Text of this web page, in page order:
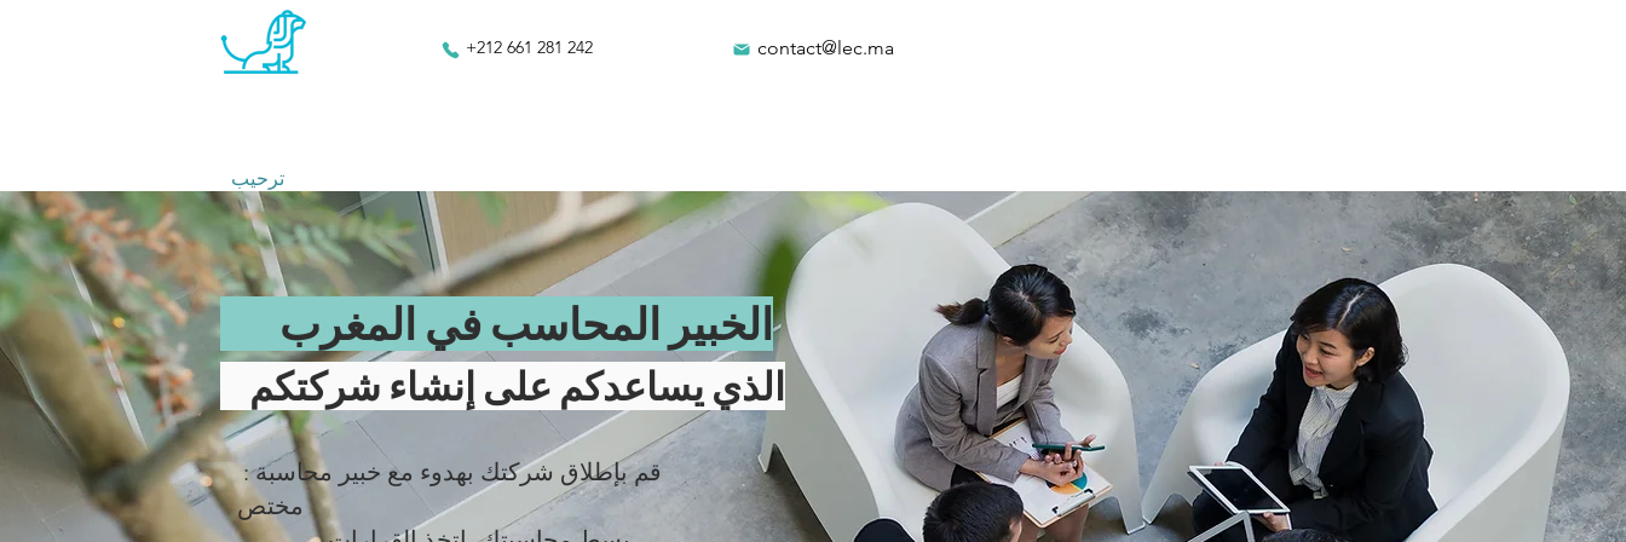
+212 661 281 242 contact@lec.ma
ترحيب
الخبير المحاسب في المغرب
الذي يساعدكم على إنشاء شركتكم
: قم بإطلاق شركتك بهدوء مع خبير محاسبة
مختص